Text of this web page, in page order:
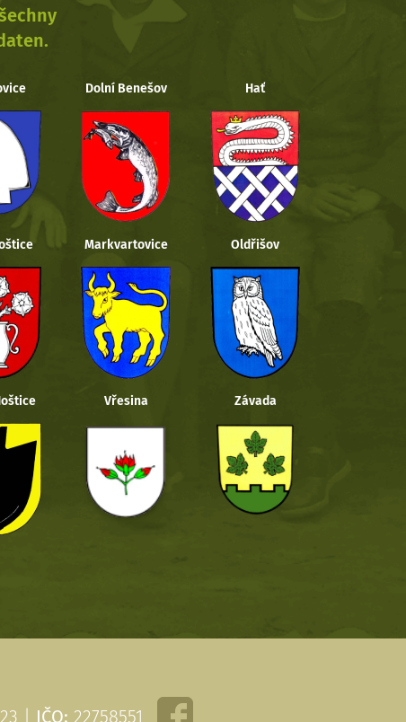
Dolní Benešov Hať
Markvartovice Oldřišov
Vřesina Závada
| IČO: 22758551